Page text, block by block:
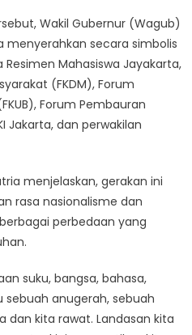
Wakil Gubernur (Wagub)
menyerahkan secara simbolis
Mahasiswa Jayakarta,
(FKDM), Forum
Forum Pembauran
Jakarta, dan perwakilan
menjelaskan, gerakan ini
rasa nasionalisme dan
perbedaan yang
suku, bangsa, bahasa,
anugerah, sebuah
dan kita rawat. Landasan kita